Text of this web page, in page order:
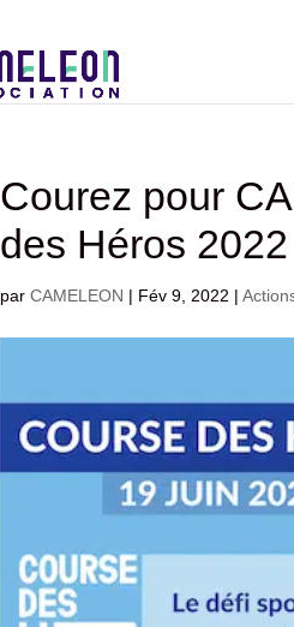
Courez pour
des Héros 2022
parCAMELEON | Fév 9, 2022 |